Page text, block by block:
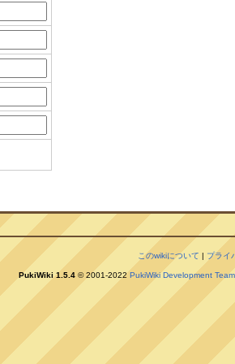
このwikiについて | プライ
PukiWiki 1.5.4 © 2001-2022 PukiWiki Development Team